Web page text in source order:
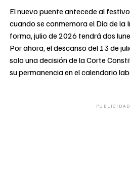
El nuevo puente antecede al
cuando se conmemora el Día de la
forma, julio de 2026 tendrá dos
Por ahora, el descanso del 13 de
solo una decisión de la Corte
su permanencia en el calendario
PUBLICIDAD